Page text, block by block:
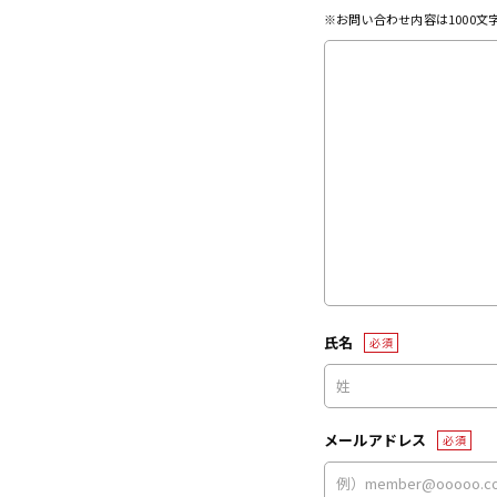
※お問い合わせ内容は1000文
氏名 必須
メールアドレス 必須